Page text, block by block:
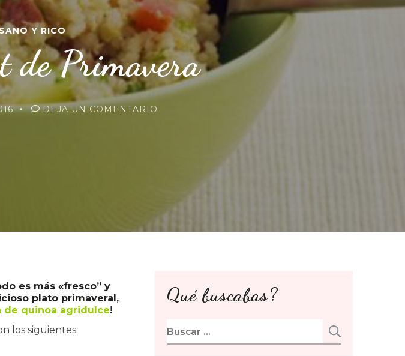
Y RICO
de Primavera
DEJA UN COMENTARIO
es más «fresco” y
plato primaveral,
de quinoa agridulce!
los siguientes
Qué buscabas?
Buscar: